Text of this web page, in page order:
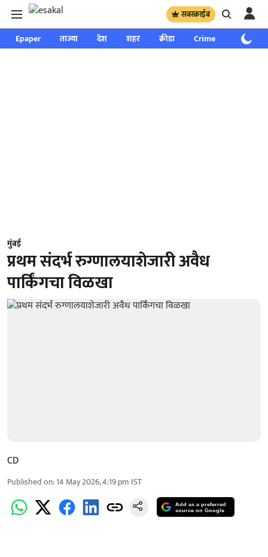
सबस्क्राईब
Epaper ताज्या देश शहर क्रीडा Crime साप्ताहिक
मुंबई
प्रथम संदर्भ रुग्णालयाशेजारी अवैध
पार्किंगचा विळखा
CD
Published on:14 May 2026, 4:19 pm IST
Add as a preferred
source on Google